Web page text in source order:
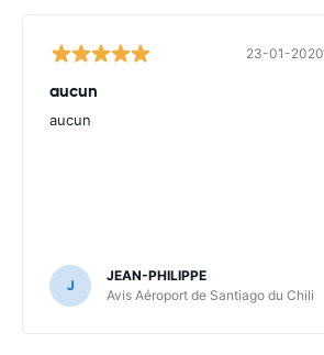
23-01-2020
aucun
aucun
J
JEAN-PHILIPPE
Avis Aéroport de Santiago du Chili